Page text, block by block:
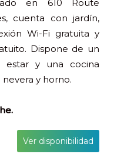
en 610 Route
cuenta con jardín,
Wi-Fi gratuita y
Dispone de un
estar y una cocina
y horno.
Ver disponibilidad